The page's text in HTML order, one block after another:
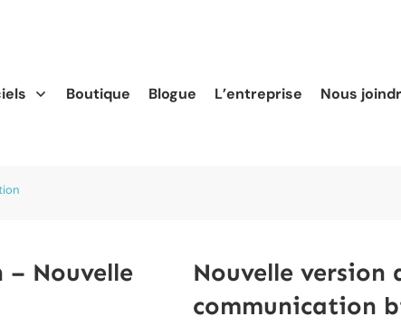
Boutique Blogue L’entreprise Nous
Nouvelle
Nouvelle version
communication